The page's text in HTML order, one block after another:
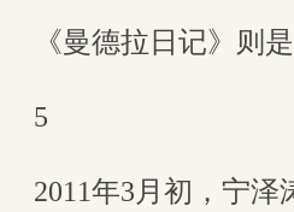
《曼德拉日记》则
5
2011年3月初，宁